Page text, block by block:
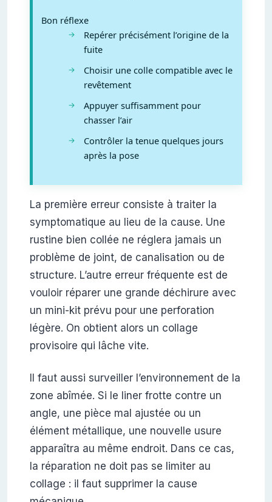
Bon réflexe
Repérer précisément l’origine de la
fuite
Choisir une colle compatible avec le
revêtement
Appuyer suffisamment pour
chasser l’air
Contrôler la tenue quelques jours
après la pose
La première erreur consiste à traiter la
symptomatique au lieu de la cause. Une
rustine bien collée ne réglera jamais un
problème de joint, de canalisation ou de
structure. L’autre erreur fréquente est de
vouloir réparer une grande déchirure avec
un mini-kit prévu pour une perforation
légère. On obtient alors un collage
provisoire qui lâche vite.
Il faut aussi surveiller l’environnement de la
zone abîmée. Si le liner frotte contre un
angle, une pièce mal ajustée ou un
élément métallique, une nouvelle usure
apparaîtra au même endroit. Dans ce cas,
la réparation ne doit pas se limiter au
collage : il faut supprimer la cause